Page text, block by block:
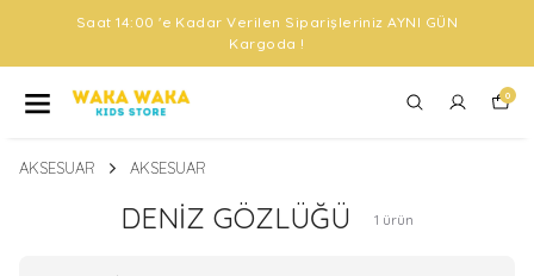
Saat 14:00 'e Kadar Verilen Siparişleriniz AYNI GÜN
Kargoda !
0
AKSESUAR AKSESUAR
DENİZ GÖZLÜĞÜ 1 ürün